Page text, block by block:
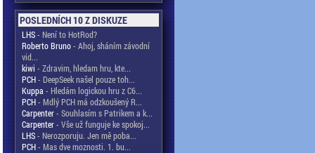
POSLEDNÍCH 10 Z DISKUZE
LHS- Není to HotRod?
Roberto Bruno- Ahoj, sháním závodní
vid...
kiwi - Zdravim, hledam hru, kte...
PCH- DeepSeek našel pouze toh...
Kuppa - Hledám logickou hru z C6...
PCH- Mdlý PCH má odzkoušený R...
Carpenter- Souhlasím s Patrikem a k...
Carpenter- Vše už funguje ke spokoj...
LHS- Nerozporuju. Jen mě poba...
PCH- Mas dve moznosti. 1. bu...